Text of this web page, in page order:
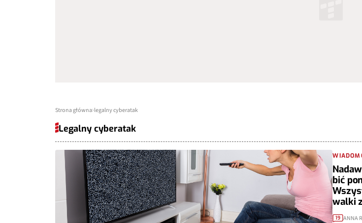
Strona główna legalny cyberatak
Legalny cyberatak
bić
walki
19 ANNA